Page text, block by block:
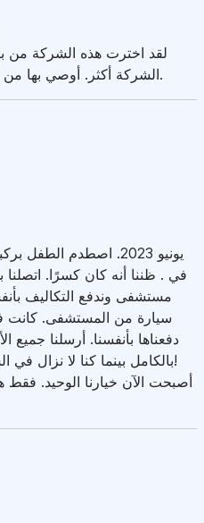
لقد اخترت هذه الشركة من
الشركة أكثر. أوصي بها من السهل جدًا الحصول على التأمين.
يونيو 2023. اصطدم
في . ظننا أنه كان كسرًا. اتصلنا
مستشفى وندفع التكاليف
سيارة من المستشفى. كانت
دفعناها بأنفسنا. أرسلنا جميع
بالكامل بينما كنا لا نزال